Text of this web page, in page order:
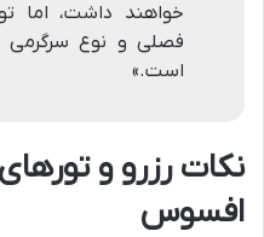
خواهند داشت، اما
فصلی و نوع سرگرمی
است.»
نکات رزرو و
افسوس